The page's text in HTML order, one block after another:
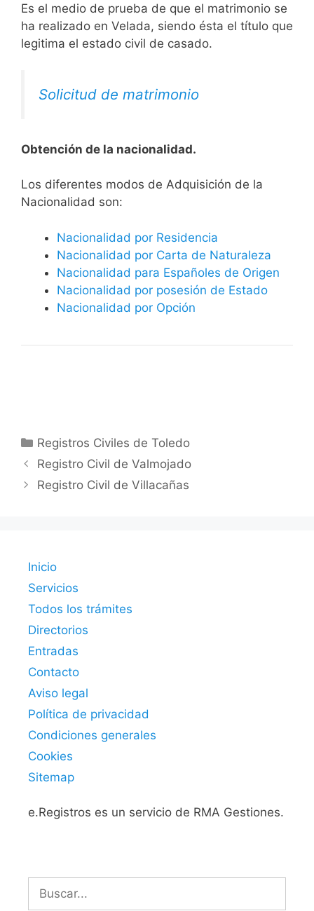
Es el medio de prueba de que el matrimonio se
ha realizado en Velada, siendo ésta el título que
legitima el estado civil de casado.
Solicitud de matrimonio
Obtención de la nacionalidad.
​​​Los diferentes modos de Adquisición de la
Nacionalidad son:
Nacionalidad por Residencia
Nacionalidad por Carta de Naturaleza
Nacionalidad para Españoles de Origen
Nacionalidad por posesión de Estado
Nacionalidad por Opción
Categorías
Registros Civiles de Toledo
Registro Civil de Valmojado
Registro Civil de Villacañas
Inicio
Servicios
Todos los trámites
Directorios
Entradas
Contacto
Aviso legal
Política de privacidad
Condiciones generales
Cookies
Sitemap
e.Registros es un servicio de RMA Gestiones.
Buscar: